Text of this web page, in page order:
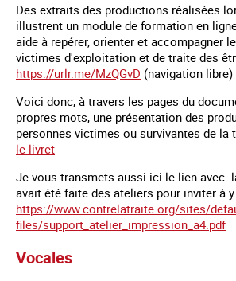
Des extraits des productions réalisées
illustrent un module de formation en
aide à repérer, orienter et accompagner
victimes d'exploitation et de traite des
https://urlr.me/MzQGvD (navigation libre)
Voici donc, à travers les pages du
propres mots, une présentation des
personnes victimes ou survivantes de la
le livret
Je vous transmets aussi ici le lien avec
avait été faite des ateliers pour inviter à
https://www.contrelatraite.org/sites/
files/support_atelier_impression_a4.pdf
Vocales